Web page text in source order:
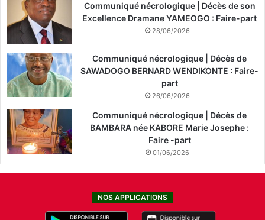
Communiqué nécrologique | Décès de son
Excellence Dramane YAMEOGO : Faire-part
28/06/2026
Communiqué nécrologique | Décès de
SAWADOGO BERNARD WENDIKONTE : Faire-
part
26/06/2026
Communiqué nécrologique | Décès de
BAMBARA née KABORE Marie Josephe :
Faire -part
01/06/2026
NOS APPLICATIONS